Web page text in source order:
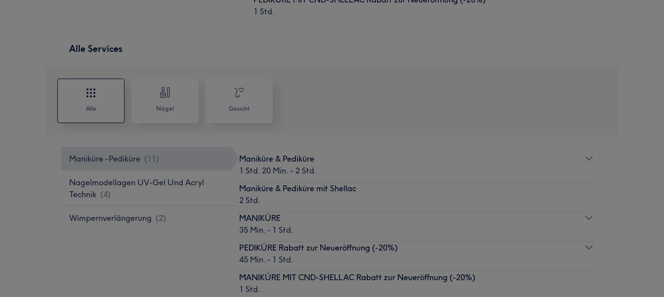
1 Std.
Alle Services
Alle Nägel Gesicht
Maniküre -Pediküre (11 )
Nagelmodellagen UV-Gel Und Acryl
Technik (4)
Wimpernverlängerung (2)
Maniküre & Pediküre
1 Std. 20 Min. - 2 Std.
Maniküre & Pediküre mit Shellac
2 Std.
MANIKÜRE
35 Min. - 1 Std.
PEDIKÜRE Rabatt zur Neueröffnung (-20%)
45 Min. - 1 Std.
MANIKÜRE MIT CND-SHELLAC Rabatt zur Neueröffnung (-20%)
1 Std.